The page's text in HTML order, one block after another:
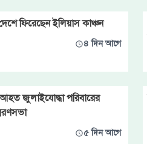
ফিরেছেন ইলিয়াস কাঞ্চন
৪ দিন আগে
জুলাইযোদ্ধা পরিবারের
৫ দিন আগে